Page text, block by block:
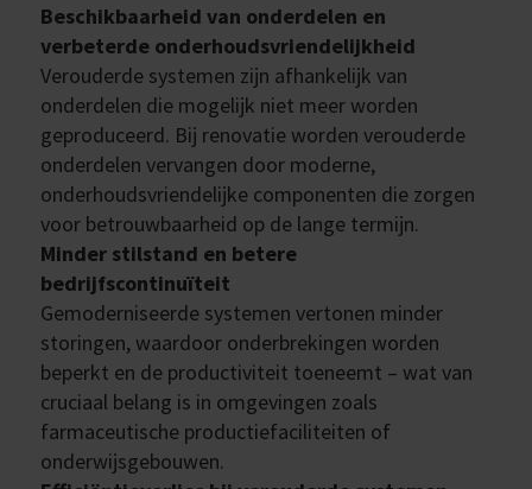
Beschikbaarheid van onderdelen en
verbeterde onderhoudsvriendelijkheid
Verouderde systemen zijn afhankelijk van
onderdelen die mogelijk niet meer worden
geproduceerd. Bij renovatie worden verouderde
onderdelen vervangen door moderne,
onderhoudsvriendelijke componenten die zorgen
voor betrouwbaarheid op de lange termijn.
Minder stilstand en betere
bedrijfscontinuïteit
Gemoderniseerde systemen vertonen minder
storingen, waardoor onderbrekingen worden
beperkt en de productiviteit toeneemt – wat van
cruciaal belang is in omgevingen zoals
farmaceutische productiefaciliteiten of
onderwijsgebouwen.